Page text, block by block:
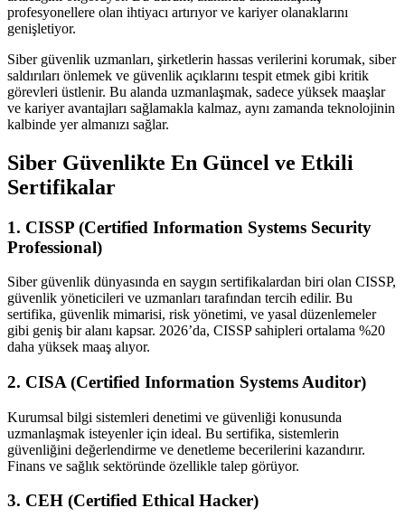
profesyonellere olan ihtiyacı artırıyor ve kariyer olanaklarını
genişletiyor.
Siber güvenlik uzmanları, şirketlerin hassas verilerini korumak, siber
saldırıları önlemek ve güvenlik açıklarını tespit etmek gibi kritik
görevleri üstlenir. Bu alanda uzmanlaşmak, sadece yüksek maaşlar
ve kariyer avantajları sağlamakla kalmaz, aynı zamanda teknolojinin
kalbinde yer almanızı sağlar.
Siber Güvenlikte En Güncel ve Etkili
Sertifikalar
1. CISSP (Certified Information Systems Security
Professional)
Siber güvenlik dünyasında en saygın sertifikalardan biri olan CISSP,
güvenlik yöneticileri ve uzmanları tarafından tercih edilir. Bu
sertifika, güvenlik mimarisi, risk yönetimi, ve yasal düzenlemeler
gibi geniş bir alanı kapsar. 2026’da, CISSP sahipleri ortalama %20
daha yüksek maaş alıyor.
2. CISA (Certified Information Systems Auditor)
Kurumsal bilgi sistemleri denetimi ve güvenliği konusunda
uzmanlaşmak isteyenler için ideal. Bu sertifika, sistemlerin
güvenliğini değerlendirme ve denetleme becerilerini kazandırır.
Finans ve sağlık sektöründe özellikle talep görüyor.
3. CEH (Certified Ethical Hacker)